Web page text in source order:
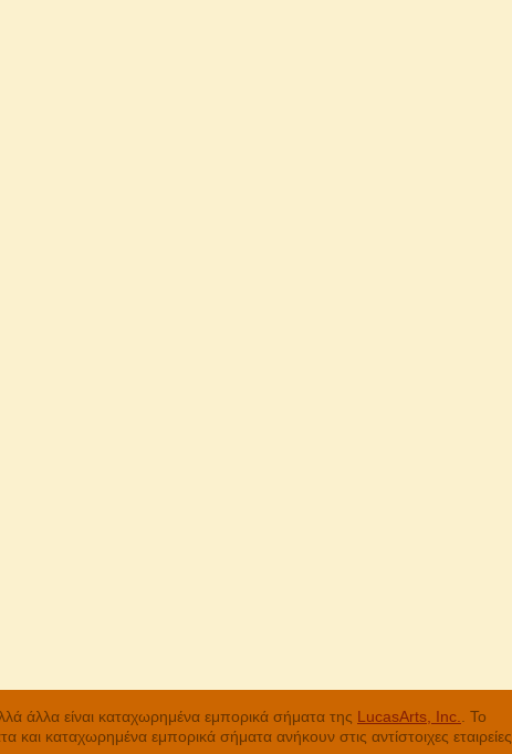
είναι καταχωρημένα εμπορικά σήματα της LucasArts, Inc.
. Το
καταχωρημένα εμπορικά σήματα ανήκουν στις αντίστοιχες εταιρείες